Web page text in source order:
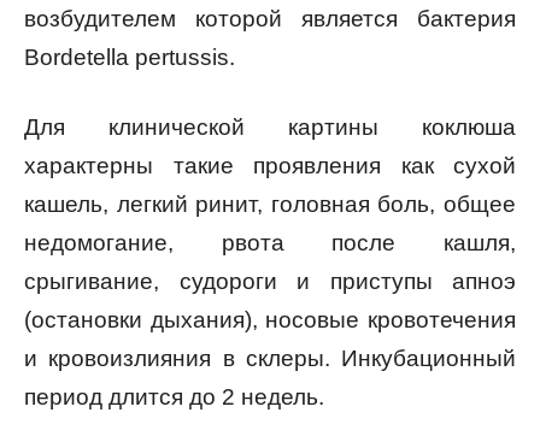
возбудителем которой является бактерия
Bordetella pertussis.
Для клинической картины коклюша
характерны такие проявления как сухой
кашель, легкий ринит, головная боль, общее
недомогание, рвота после кашля,
срыгивание, судороги и приступы апноэ
(остановки дыхания), носовые кровотечения
и кровоизлияния в склеры. Инкубационный
период длится до 2 недель.